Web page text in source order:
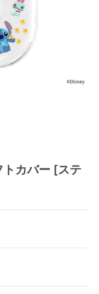
トカバー [ステ